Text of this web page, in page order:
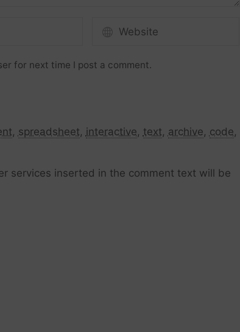
for next time I post a comment.
, spreadsheet, interactive, text, archive, code,
services inserted in the comment text will be